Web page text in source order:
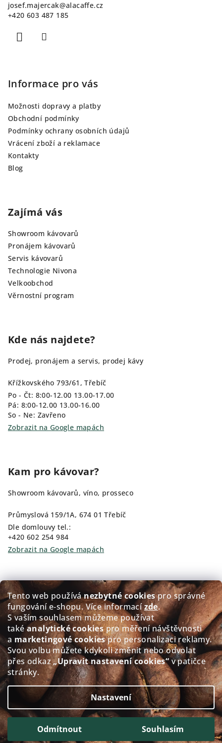
Tento web používánezbytné cookiespro správné
fungování e‑shopu. Více informacízde.
S vaším souhlasem můžeme používat
takéanalytické cookiespro měření návštěvnosti
a marketingové cookiespro personalizaci reklamy.
Svou volbu můžete kdykoli změnit nebo odvolat
přes odkaz„Upravit nastavení cookies“v patičce
stránky.
Nastavení
Odmítnout Souhlasím
josef.majercak@alacaffe.cz
+420 603 487 185
Informace pro vás
Možnosti dopravy a platby
Obchodní podmínky
Podmínky ochrany osobních údajů
Vrácení zboží a reklamace
Kontakty
Blog
Zajímá vás
Showroom kávovarů
Pronájem kávovarů
Servis kávovarů
Technologie Nivona
Velkoobchod
Věrnostní program
Kde nás najdete?
Prodej, pronájem a servis, prodej kávy
Křížkovského 793/61, Třebíč
Po - Čt: 8:00-12.00 13.00-17.00
Pá: 8:00-12.00 13.00-16.00
So - Ne: Zavřeno
Zobrazit na Google mapách
Kam pro kávovar?
Showroom kávovarů, víno, prosseco
Průmyslová 159/1A, 674 01 Třebíč
Dle domlouvy tel.:
+420 602 254 984
Zobrazit na Google mapách
Kam pro kávu?
Prodej čerstvě pražené kávy GOLDEN Coffee
Přerovského 151/5, 674 01 Třebíč
Po - Pá: 8:00-12:00 12:30-17.30
So: 8:30-11.30
Ne: Zavřeno
Zobrazit na Google mapách
Copyright 2026alacaffé. Všechna práva vyhrazena.
Upravit nastavení cookies
Vytvořil Shoptet